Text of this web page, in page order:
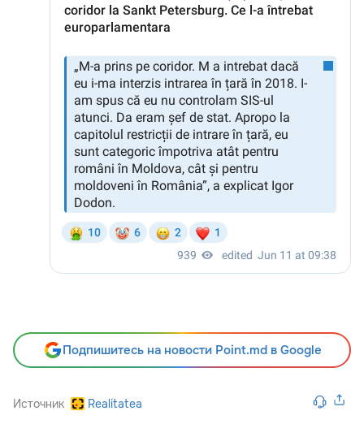
Подпишитесь на новости Point.md в Google
Источник Realitatea